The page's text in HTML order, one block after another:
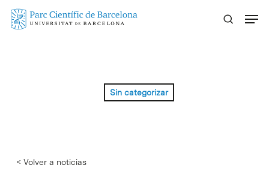
Skip
Sin categorizar
< Volver a noticias